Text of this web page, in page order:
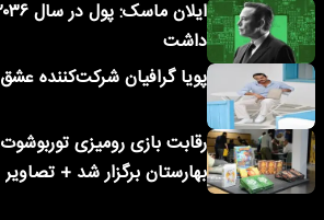
داشت
پویا گرافیان شرکت‌کننده عشق
رقابت بازی رومیزی
بهارستان برگزار شد + تصاویر